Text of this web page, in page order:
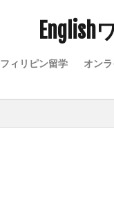
English
フィリピン留学 オン